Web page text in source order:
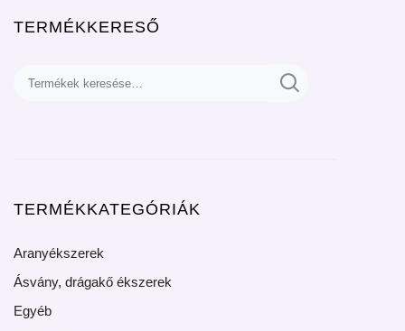
TERMÉKKERESŐ
TERMÉKKATEGÓRIÁK
Aranyékszerek
Ásvány, drágakő ékszerek
Egyéb